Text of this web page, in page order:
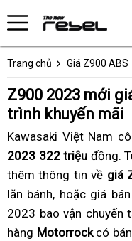
Trang chủ Giá Z900 ABS
Z900 2023 mới giá chưa có trừ tiền chương
trình khuyến mãi
Kawasaki Việt Nam
2023 322 triệu đồng. to
thêm thông tin về giá
lăn bánh, giá
cạnh
tranh
giá
trừ
chương
hoặc giá
2023 bao vận chuyển
hàng Motorrockcó